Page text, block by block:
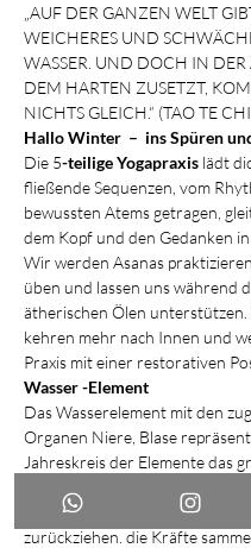
„AUF DER GANZEN WELT
WEICHERES UND
WASSER. UND DOCH IN DER
DEM HARTEN ZUSETZT,
NICHTS GLEICH.“ (TAO TE
Hallo Winter  –  ins Spüren
Die 5-teilige Yogapraxis lädt
fließende Sequenzen, vom
bewussten Atems getragen,
dem Kopf und den Gedanken
Wir werden Asanas
üben und lassen uns während
ätherischen Ölen unterstützen.
kehren mehr nach Innen und
Praxis mit einer restorativen
Wasser -Element
Das Wasserelement mit den
Organen Niere, Blase
Jahreskreis der Elemente das
Natur, sollen auch wir uns
zurückziehen, die Kräfte